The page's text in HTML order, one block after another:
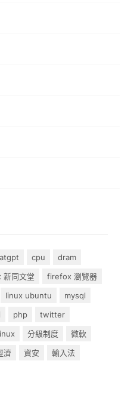
cpu
dram
同文堂
firefox 瀏覽器
linux ubuntu
mysql
php
twitter
分級制度
微軟
濟 資安 輸入法